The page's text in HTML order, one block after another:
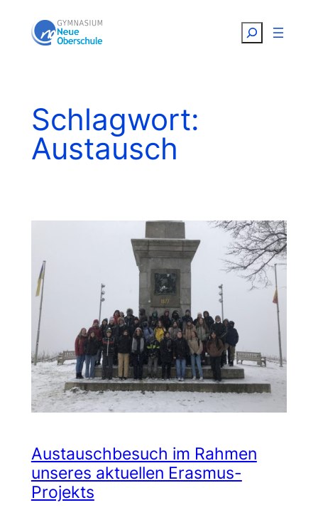
Inhalt
Suchen
Schlagwort:
Austausch
Austauschbesuch im Rahmen
unseres aktuellen Erasmus-
Projekts